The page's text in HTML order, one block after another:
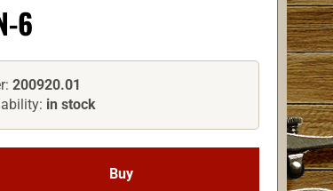
6
200920.01
in stock